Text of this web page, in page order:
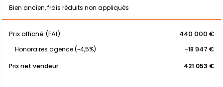
Bien ancien, frais réduits non appliqués
Prix affiché (FAI) 440 000 €
Honoraires agence (~4,5%)
-18 947 €
Prix net vendeur
421 053 €